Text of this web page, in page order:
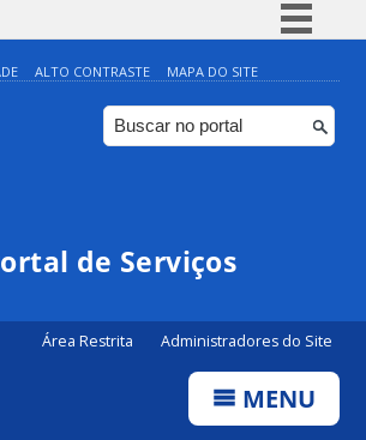
Simplifique!
Comunica BR
Participe
Canais
ALTO CONTRASTE MAPA DO SITE
de Serviços
Área Restrita Administradores do Site
MENU